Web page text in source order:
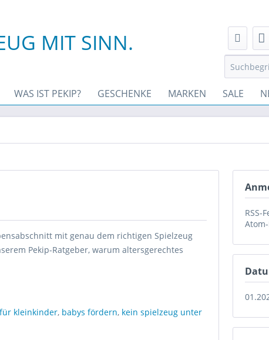
MIT SINN.
WAS IST PEKIP? GESCHENKE MARKEN SALE
RSS-
mit genau dem richtigen Spielzeug
Pekip-Ratgeber, warum altersgerechtes
kleinkinder, babys fördern, kein spielzeug unter